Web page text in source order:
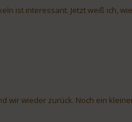
ist interessant. Jetzt weiß ich,
wir wieder zurück. Noch ein